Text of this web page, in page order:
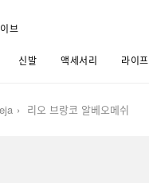
브
신발 액세서리 라이프
리오 브랑코 알베오메쉬